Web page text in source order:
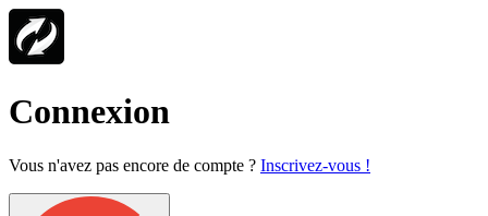
Connexion
Vous n'avez pas encore de compte ? Inscrivez-vous !